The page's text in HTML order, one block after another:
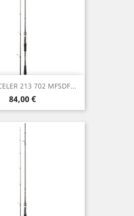
213 702 MFSDF...
Preço
84,00 €